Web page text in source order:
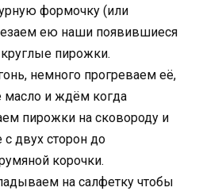
формочку (или
ею наши появившиеся
пирожки.
немного прогреваем её,
масло и ждём когда
пирожки на сковороду и
двух сторон до
корочки.
на салфетку чтобы